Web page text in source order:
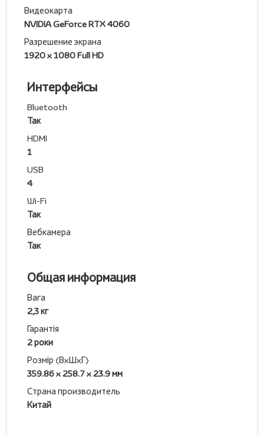
Видеокарта
NVIDIA GeForce RTX 4060
Разрешение экрана
1920 x 1080 Full HD
Интерфейсы
Bluetooth
Так
HDMI
1
USB
4
Wi-Fi
Так
Вебкамера
Так
Общая информация
Вага
2,3 кг
Гарантія
2 роки
Розмір (ВхШхГ)
359.86 x 258.7 x 23.9 мм
Страна производитель
Китай